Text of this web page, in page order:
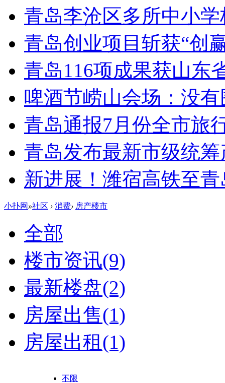
青岛李沧区多所中小
青岛创业项目斩获“创
青岛116项成果获山东
啤酒节崂山会场：没有
青岛通报7月份全市旅
青岛发布最新市级统
新进展！潍宿高铁至
小扑网 »社区 › 消费› 房产楼市
全部
楼市资讯(9)
最新楼盘(2)
房屋出售(1)
房屋出租(1)
不限